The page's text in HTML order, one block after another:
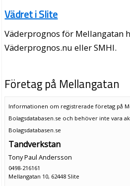
Vädret i Slite
Väderprognos för Mellangatan
Väderprognos.nu eller SMHI.
Företag på Mellangatan
Informationen om registrerade företag på
Bolagsdatabasen.se och behöver inte vara
Bolagsdatabasen.se
Tandverkstan
Tony Paul Andersson
0498-216161
Mellangatan 10, 62448 Slite